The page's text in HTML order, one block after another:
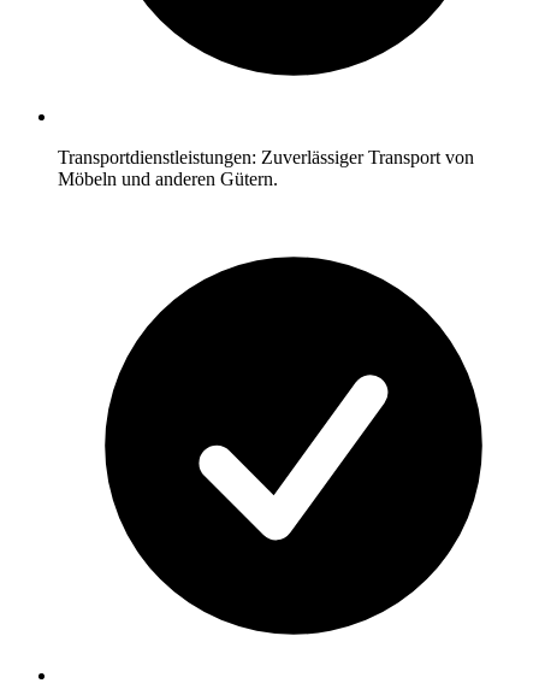
Transportdienstleistungen: Zuverlässiger Transport von
Möbeln und anderen Gütern.